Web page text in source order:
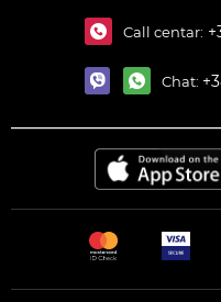
Call centar:
Chat: